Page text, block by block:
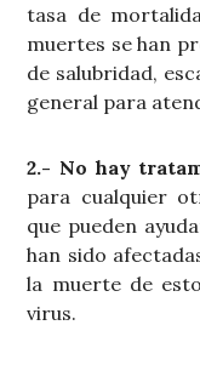
tasa de
muertes se han
de salubridad,
general para
2.- No hay
para cualquier
que pueden
han sido
la muerte de
virus.